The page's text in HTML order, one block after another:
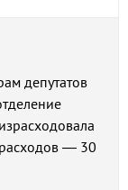
депутатов
— 30